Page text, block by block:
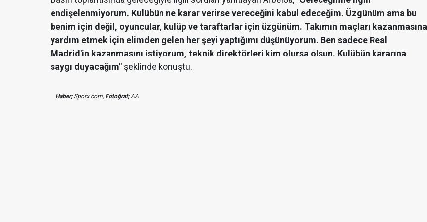
endişelenmiyorum. Kulübün ne karar verirse vereceğini kabul edeceğim. Üzgünüm ama bu
benim için değil, oyuncular, kulüp ve taraftarlar için üzgünüm. Takımın maçları kazanmasına
yardım etmek için elimden gelen her şeyi yaptığımı düşünüyorum. Ben sadece Real
Madrid'in kazanmasını istiyorum, teknik direktörleri kim olursa olsun. Kulübün kararına
saygı duyacağım" şeklinde konuştu.
Haber;Sporx.com, Fotoğraf;AA